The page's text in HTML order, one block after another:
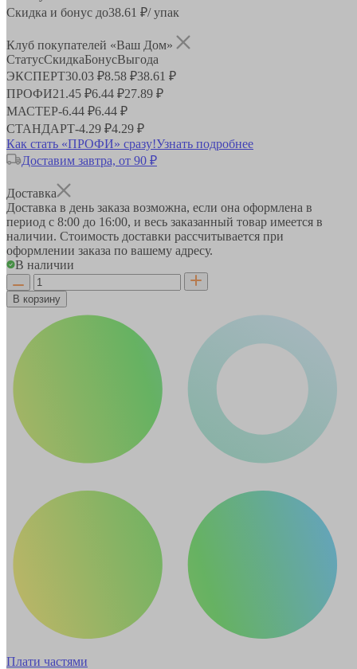
Скидка и бонус до38.61 ₽/ упак
Клуб покупателей «Ваш Дом»
СтатусСкидкаБонусВыгода
ЭКСПЕРТ30.03 ₽8.58 ₽38.61 ₽
ПРОФИ21.45 ₽6.44 ₽27.89 ₽
МАСТЕР-6.44 ₽6.44 ₽
СТАНДАРТ-4.29 ₽4.29 ₽
Как стать «ПРОФИ» сразу!Узнать подробнее
Доставим завтра, от 90 ₽
Доставка
Доставка в день заказа возможна, если она оформлена в
период с 8:00 до 16:00, и весь заказанный товар имеется в
наличии. Стоимость доставки рассчитывается при
оформлении заказа по вашему адресу.
В наличии
В корзину
Плати частями